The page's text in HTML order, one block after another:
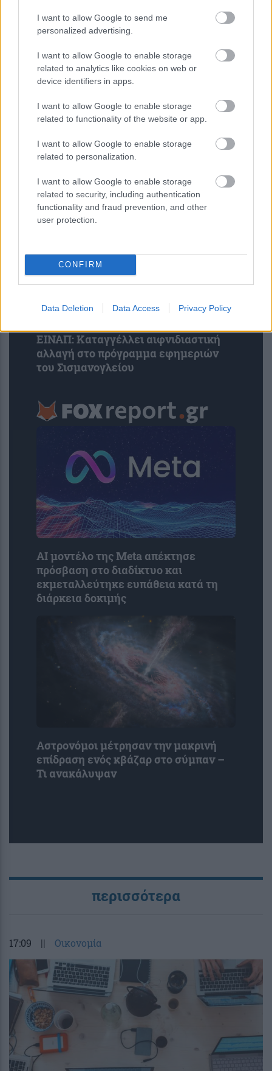
I want to allow Google to send me
personalized advertising.
I want to allow Google to enable storage
related to analytics like cookies on web or
device identifiers in apps.
I want to allow Google to enable storage
related to functionality of the website or app.
I want to allow Google to enable storage
related to personalization.
I want to allow Google to enable storage
related to security, including authentication
functionality and fraud prevention, and other
user protection.
CONFIRM
Data Deletion Data Access Privacy Policy
ΙΣΑ για έξαρση του ιού του Δυτικού
Νείλου στην Αττική: Ζητά άμεση
εντατικοποίηση των μέτρων κατά των
κουνουπιών
ΕΙΝΑΠ: Καταγγέλλει αιφνιδιαστική
αλλαγή στο πρόγραμμα εφημεριών
του Σισμανογλείου
AI μοντέλο της Meta απέκτησε
πρόσβαση στο διαδίκτυο και
εκμεταλλεύτηκε ευπάθεια κατά τη
διάρκεια δοκιμής
Αστρονόμοι μέτρησαν την μακρινή
επίδραση ενός κβάζαρ στο σύμπαν –
Τι ανακάλυψαν
περισσότερα
17:09 || Οικονομία